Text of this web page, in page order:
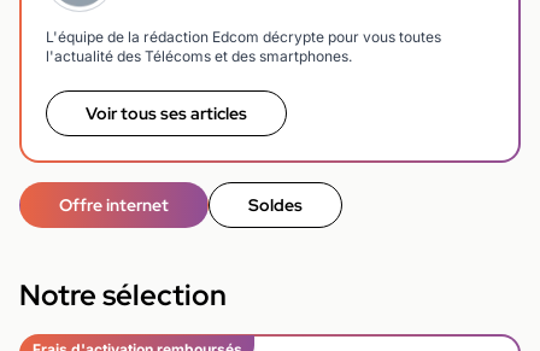
L'équipe de la rédaction Edcom décrypte pour vous toutes
l'actualité des Télécoms et des smartphones.
Voir tous ses articles
Offre internet Soldes
Notre sélection